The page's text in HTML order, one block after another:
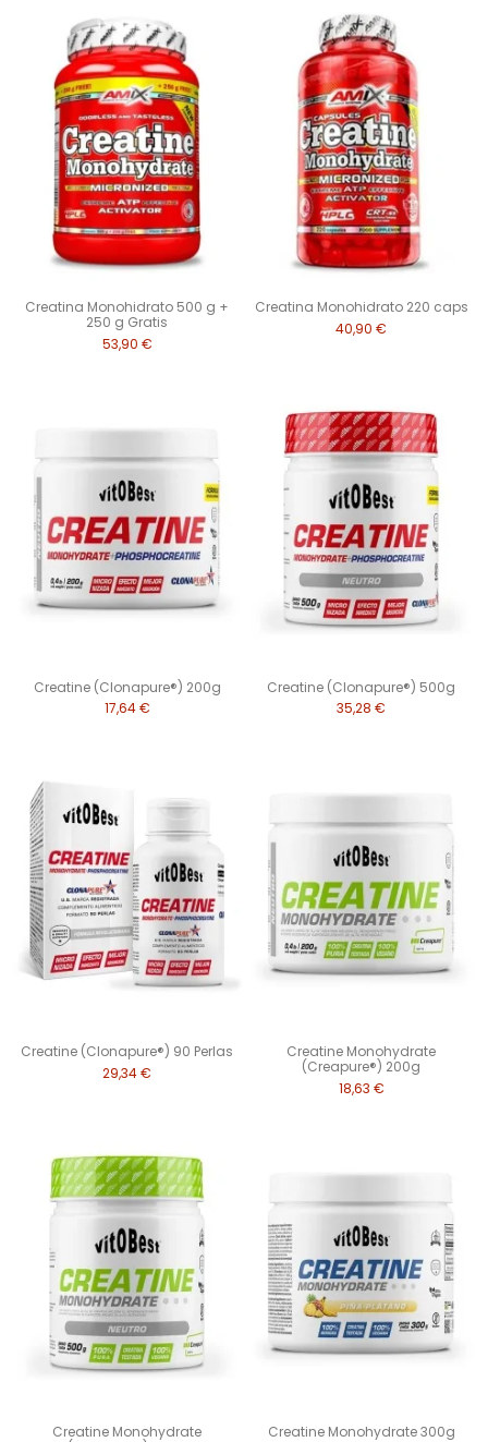
Creatina Monohidrato 500 g +
250 g Gratis
53,90 €
Creatina Monohidrato 220 caps
40,90 €
Creatine (Clonapure®) 200g
17,64 €
Creatine (Clonapure®) 500g
35,28 €
Creatine (Clonapure®) 90 Perlas
29,34 €
Creatine Monohydrate
(Creapure®) 200g
18,63 €
Creatine Monohydrate
Creatine Monohydrate 300g